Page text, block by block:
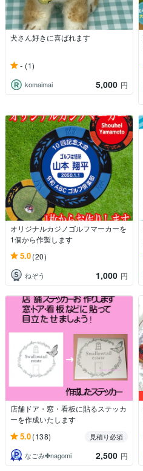
犬さん好きに喜ばれます
- (1)
komaimai 5,000 円
オリジナルカジノゴルフマーカーを
1個から作製します
5.0(20)
ねぞう 1,000 円
店舗ドア・窓・看板に貼るステッカ
ーを作成いたします
5.0(138)
見積り必須
なごみ✤nagomi
2,500 円